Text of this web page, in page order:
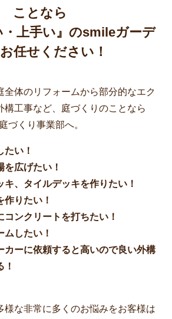
ことなら
・上手い』のsmileガーデ
任せください！
全体のリフォームから部分的なエク
構工事など、庭づくりのことなら
づくり事業部へ。
たい！
を広げたい！
キ、タイルデッキを作りたい！
作りたい！
ンクリートを打ちたい！
ムしたい！
カーに依頼すると高いので良い外構
様な非常に多くのお悩みをお客様は